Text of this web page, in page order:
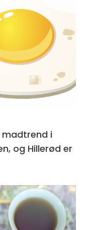
i
og Hillerød er